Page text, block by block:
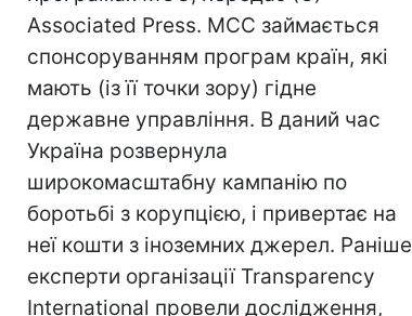
Associated Press. MCC займається
спонсоруванням програм країн, які
мають (із її точки зору) гідне
державне управління. В даний час
Україна розвернула
широкомасштабну кампанію по
боротьбі з корупцією, і привертає на
неї кошти з іноземних джерел. Раніше
експерти організації Transparency
International провели дослідження,